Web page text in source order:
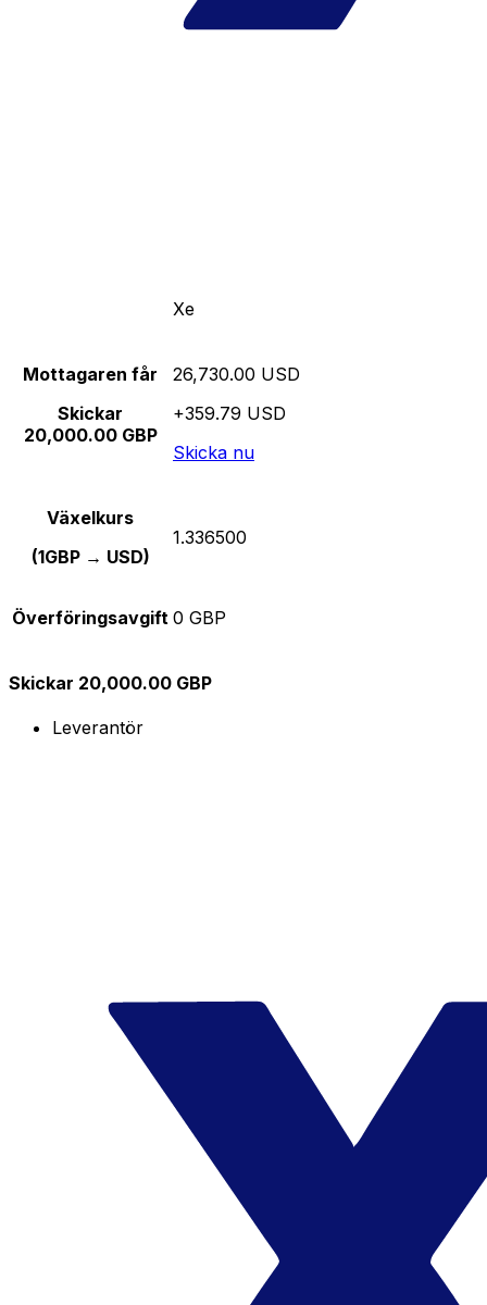
Xe
Mottagaren får
Skickar
20,000.00 GBP
26,730.00 USD
+359.79 USD
Skicka nu
Växelkurs
(1GBP → USD)
1.336500
Överföringsavgift 0 GBP
Skickar 20,000.00 GBP
Leverantör